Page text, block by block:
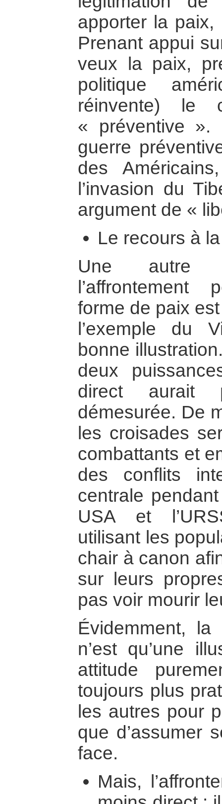
apporter la
Prenant appui
veux la paix,
politique
réinvente) le
« préventive ».
guerre
des
l’invasion du
argument de «
Le recours à
Une autre
forme de paix
l’exemple du
bonne
deux
direct aurait
démesurée. De
les croisades
combattants et
des conflits
centrale
USA et
utilisant les
chair à canon
sur leurs
pas voir mourir
Évidemment,
n’est qu’une
attitude
toujours plus
les autres pour
que d’assumer
face.
Mais,